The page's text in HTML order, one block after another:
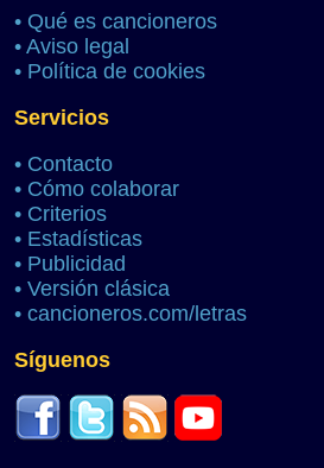
• Qué es cancioneros
• Aviso legal
• Política de cookies
Servicios
• Contacto
• Cómo colaborar
• Criterios
• Estadísticas
• Publicidad
• Versión clásica
• cancioneros.com/letras
Síguenos